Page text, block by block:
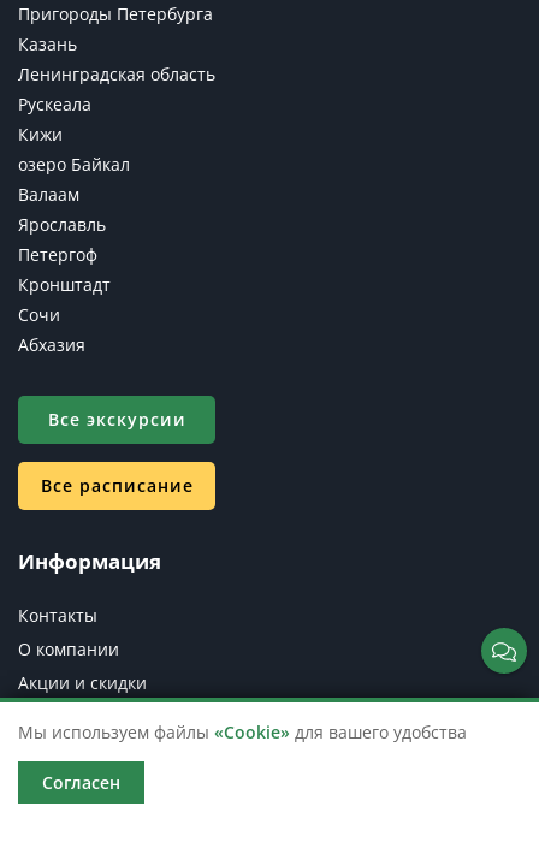
Пригороды Петербурга
Казань
Ленинградская область
Рускеала
Кижи
озеро Байкал
Валаам
Ярославль
Петергоф
Кронштадт
Сочи
Абхазия
Все экскурсии
Все расписание
Информация
Контакты
О компании
Акции и скидки
Вопрос-ответ
Мы используем файлы «Cookie» для вашего удобства
Согласен